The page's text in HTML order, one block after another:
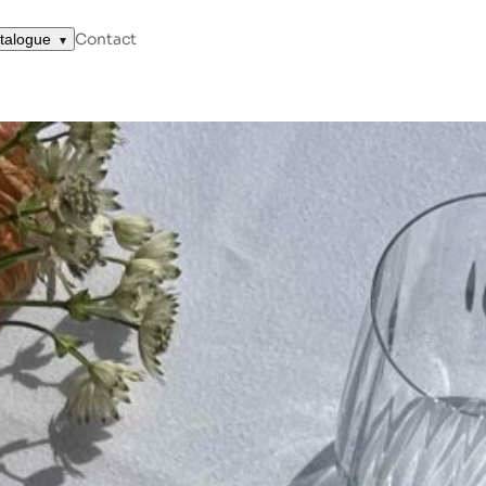
Contact
PARA BODAS Y CÓMO EVITARLOS